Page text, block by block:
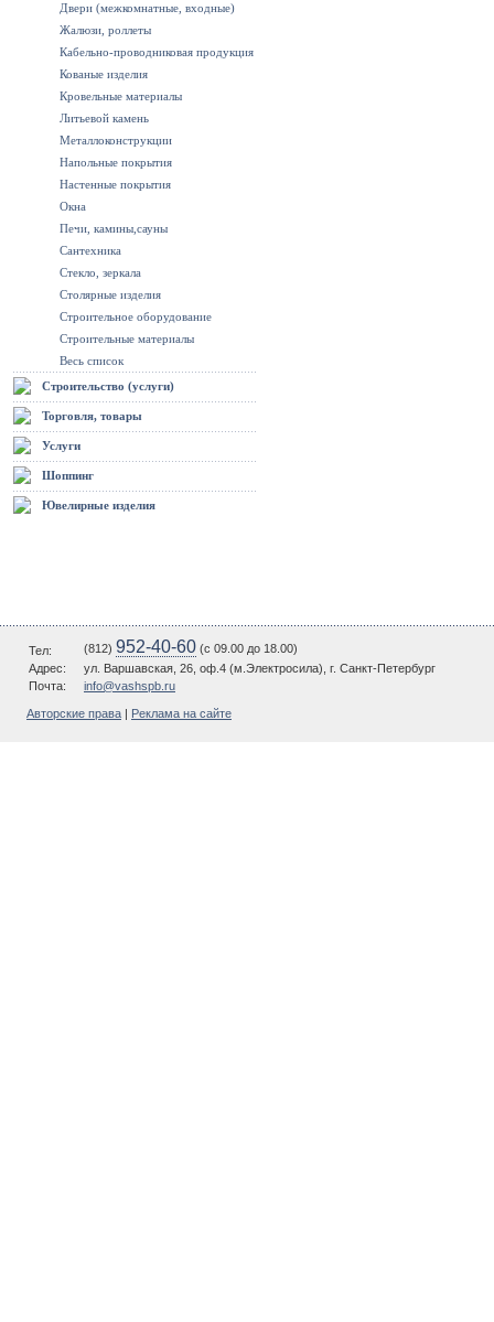
Двери (межкомнатные, входные)
Жалюзи, роллеты
Кабельно-проводниковая продукция
Кованые изделия
Кровельные материалы
Литьевой камень
Металлоконструкции
Напольные покрытия
Настенные покрытия
Окна
Печи, камины,сауны
Сантехника
Стекло, зеркала
Столярные изделия
Строительное оборудование
Строительные материалы
Весь список
Строительство (услуги)
Торговля, товары
Услуги
Шоппинг
Ювелирные изделия
Тел: (812) 952-40-60 (c 09.00 до 18.00)
Адрес:
ул. Варшавская, 26, оф.4 (м.Электросила), г. Санкт-Петербург
Почта:
info@vashspb.ru
Авторские права Реклама на сайте